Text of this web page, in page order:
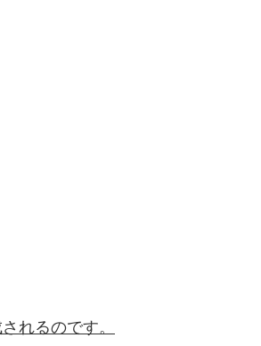
れるのです。